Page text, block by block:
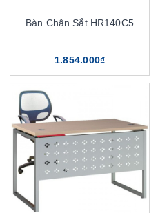
Bàn Chân Sắt HR140C5
1.854.000₫